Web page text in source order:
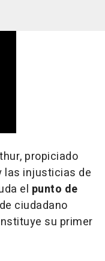
propiciado
las injusticias de
el punto de
ciudadano
su primer